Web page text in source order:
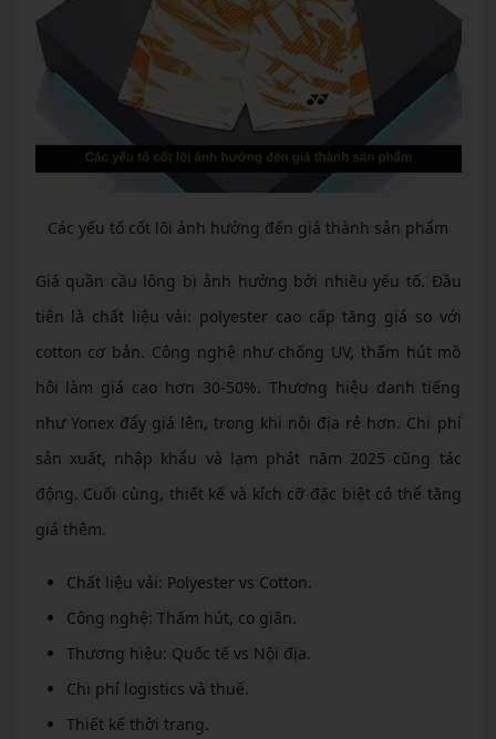
Các yếu tố cốt lõi ảnh hưởng đến giá thành sản phẩm
Giá quần cầu lông bị ảnh hưởng bởi nhiều yếu tố. Đầu
tiên là chất liệu vải: polyester cao cấp tăng giá so với
cotton cơ bản. Công nghệ như chống UV, thấm hút mồ
hôi làm giá cao hơn 30-50%. Thương hiệu danh tiếng
như Yonex đẩy giá lên, trong khi nội địa rẻ hơn. Chi phí
sản xuất, nhập khẩu và lạm phát năm 2025 cũng tác
động. Cuối cùng, thiết kế và kích cỡ đặc biệt có thể tăng
giá thêm.
Chất liệu vải: Polyester vs Cotton.
Công nghệ: Thấm hút, co giãn.
Thương hiệu: Quốc tế vs Nội địa.
Chi phí logistics và thuế.
Thiết kế thời trang.